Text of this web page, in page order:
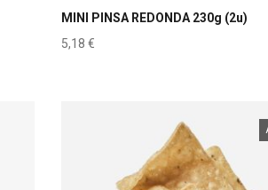
MINI PINSA REDONDA 230g (2u)
5,18 €